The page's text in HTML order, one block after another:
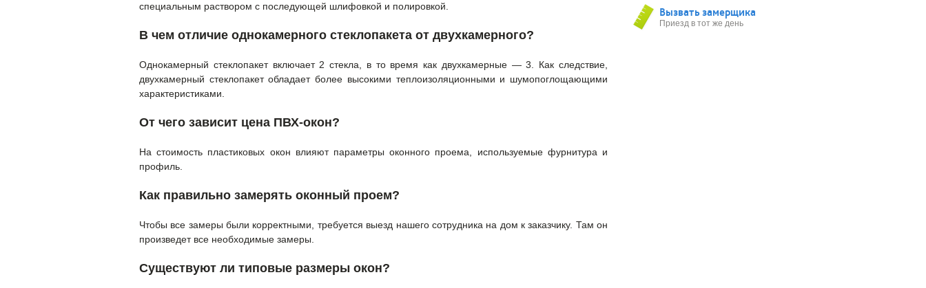
специальным раствором с последующей шлифовкой и полировкой.
В чем отличие однокамерного стеклопакета от двухкамерного?
Однокамерный стеклопакет включает 2 стекла, в то время как двухкамерные — 3. Как следствие,
двухкамерный стеклопакет обладает более высокими теплоизоляционными и шумопоглощающими
характеристиками.
От чего зависит цена ПВХ-окон?
На стоимость пластиковых окон влияют параметры оконного проема, используемые фурнитура и
профиль.
Как правильно замерять оконный проем?
Чтобы все замеры были корректными, требуется выезд нашего сотрудника на дом к заказчику. Там он
произведет все необходимые замеры.
Существуют ли типовые размеры окон?
Вызвать замерщика
Приезд в тот же день